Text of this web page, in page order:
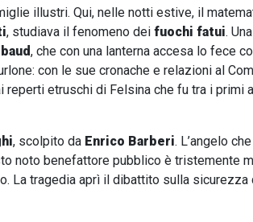
illustri. Qui, nelle notti estive, il
, studiava il fenomeno dei fuochi fatui.
, che con una lanterna accesa lo fece
con le sue cronache e relazioni al
etruschi di Felsina che fu tra i primi a
, scolpito da Enrico Barberi. L’angelo
noto benefattore pubblico è tristemente
La tragedia aprì il dibattito sulla